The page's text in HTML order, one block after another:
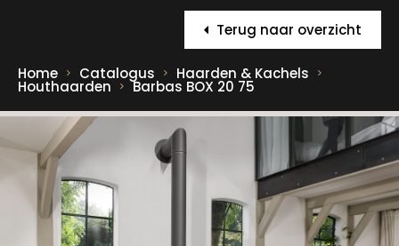
Terug naar overzicht
Home Catalogus Haarden & Kachels
Houthaarden Barbas BOX 20 75